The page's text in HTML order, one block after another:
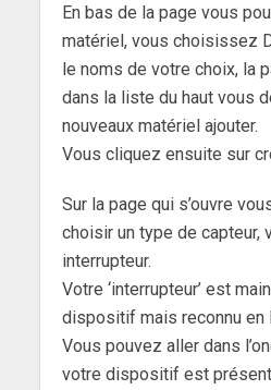
En bas de la page vous
matériel, vous choisissez
le noms de votre choix, la
dans la liste du haut vous
nouveaux matériel ajouter.
Vous cliquez ensuite sur
Sur la page qui s’ouvre
choisir un type de capteur,
interrupteur.
Votre ‘interrupteur’ est
dispositif mais reconnu en
Vous pouvez aller dans
votre dispositif est